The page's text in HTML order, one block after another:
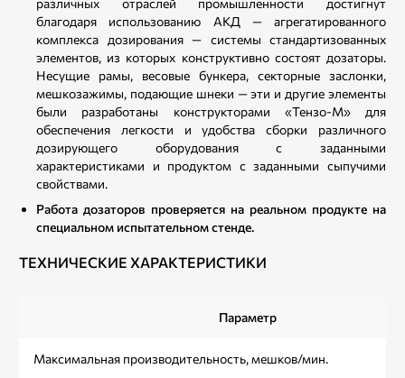
различных отраслей промышленности достигнут
благодаря использованию АКД — агрегатированного
комплекса дозирования — системы стандартизованных
элементов, из которых конструктивно состоят дозаторы.
Несущие рамы, весовые бункера, секторные заслонки,
мешкозажимы, подающие шнеки — эти и другие элементы
были разработаны конструкторами «Тензо-М» для
обеспечения легкости и удобства сборки различного
дозирующего оборудования с заданными
характеристиками и продуктом с заданными сыпучими
свойствами.
Работа дозаторов проверяется на реальном продукте на
специальном испытательном стенде.
ТЕХНИЧЕСКИЕ ХАРАКТЕРИСТИКИ
Параметр
Максимальная производительность, мешков/мин.